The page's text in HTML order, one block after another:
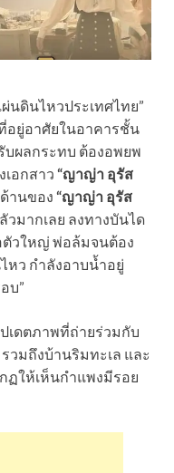
นดินไหวประเทศไทย”
อยู่อาศัยในอาคารชั้น
ผลกระทบ ต้องอพยพ
อกสาว “ญาญ่า อุรัส
านของ “ญาญ่า อุรัส
มากเลย ลงทางบันได
วใหญ่ พ่อล้มจนต้อง
หว กำลังอาบน้ำอยู่
บ”
เดตภาพที่ถ่ายร่วมกับ
มถึงบ้านริมทะเล และ
ฏให้เห็นกำแพงมีรอย